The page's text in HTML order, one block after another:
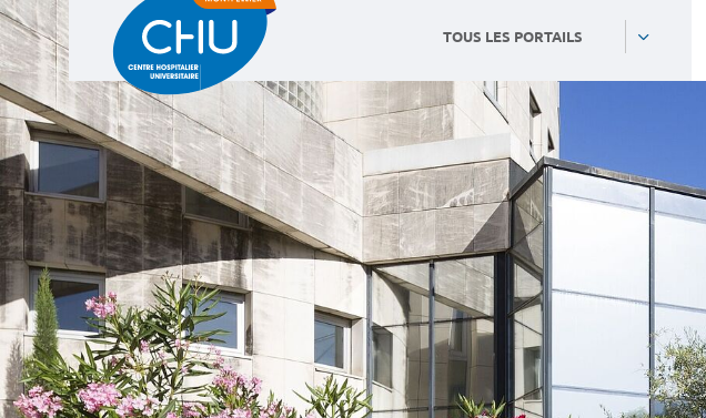
TOUS LES PORTAILS